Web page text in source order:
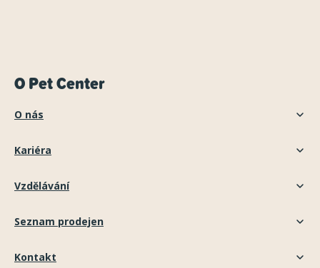
O Pet Center
O nás
Kariéra
Vzdělávání
Seznam prodejen
Kontakt